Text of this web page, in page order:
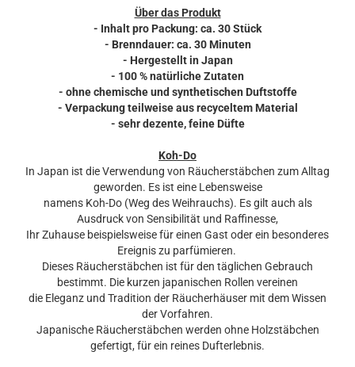
Über das Produkt
- Inhalt pro Packung: ca. 30 Stück
- Brenndauer: ca. 30 Minuten
- Hergestellt in Japan
- 100 % natürliche Zutaten
- ohne chemische und synthetischen Duftstoffe
- Verpackung teilweise aus recyceltem Material
- sehr dezente, feine Düfte
Koh-Do
In Japan ist die Verwendung von Räucherstäbchen zum Alltag
geworden. Es ist eine Lebensweise
namens Koh-Do (Weg des Weihrauchs). Es gilt auch als
Ausdruck von Sensibilität und Raffinesse,
Ihr Zuhause beispielsweise für einen Gast oder ein besonderes
Ereignis zu parfümieren.
Dieses Räucherstäbchen ist für den täglichen Gebrauch
bestimmt. Die kurzen japanischen Rollen vereinen
die Eleganz und Tradition der Räucherhäuser mit dem Wissen
der Vorfahren.
Japanische Räucherstäbchen werden ohne Holzstäbchen
gefertigt, für ein reines Dufterlebnis.